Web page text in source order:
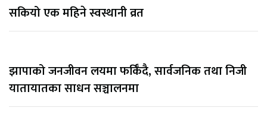
सकियो एक महिने स्वस्थानी व्रत
झापाको जनजीवन लयमा फर्किँदै, सार्वजनिक तथा निजी
यातायातका साधन सञ्चालनमा